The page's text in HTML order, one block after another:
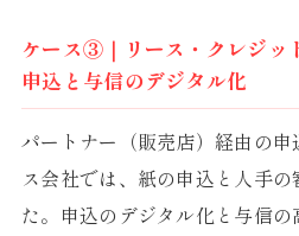
ケース③｜リース・クレジッ
申込と与信のデジタル化
パートナー（販売店）経由の
ス会社では、紙の申込と人手
た。申込のデジタル化と与信